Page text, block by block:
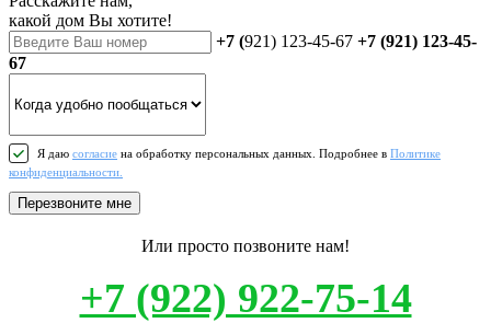
какой дом Вы хотите!
+7 (921) 123-45-67 +7 (921) 123-45-
67
Я даю согласие на обработку персональных данных. Подробнее в Политике
конфиденциальности.
Перезвоните мне
Или просто позвоните нам!
+7 (922) 922-75-14